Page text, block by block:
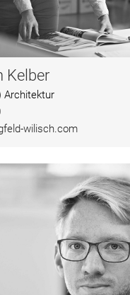
Kelber
Architektur
wilisch.com